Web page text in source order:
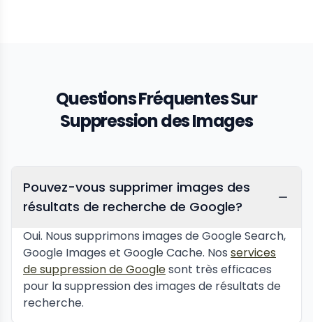
Questions Fréquentes Sur
Suppression des Images
Pouvez-vous supprimer images des
résultats de recherche de Google?
Oui. Nous supprimons images de Google Search,
Google Images et Google Cache. Nos services
de suppression de Googlesont très efficaces
pour la suppression des images de résultats de
recherche.